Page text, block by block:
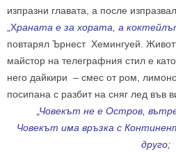
изпразни главата, а после
„Храната е за хората, а
повтарял Ърнест Хемингуей.
майстор на телеграфния стил е
него дайкири – смес от ром,
посипана с разбит на сняг лед във
„Човекът не е Остров,
Човекът има връзка с
друго;